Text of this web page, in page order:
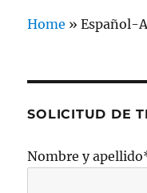
Home »Español-
SOLICITUD DE
Nombre y